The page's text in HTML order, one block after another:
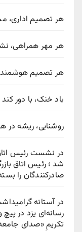
هر تصمیم اداری،
هر مهر همراهی،
هر تصمیم
باد خنک، با دور
روشنایی، ریشه در
در نشست رئیس
شد ؛ رئیس اتاق
صادرکنندگان را
در آستانه
رسانه‌ای یزد در
تکریمِ «صدای